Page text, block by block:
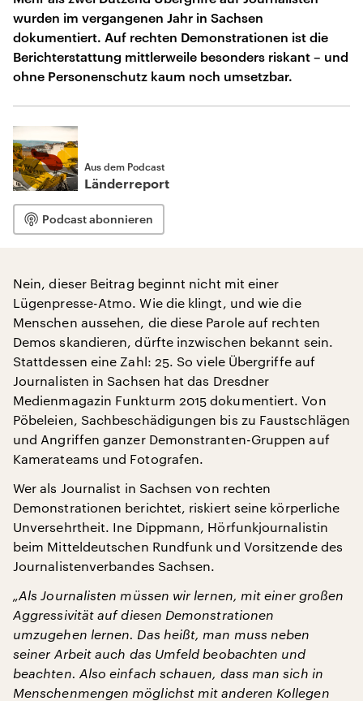
wurden im vergangenen Jahr in Sachsen
dokumentiert. Auf rechten Demonstrationen ist die
Berichterstattung mittlerweile besonders riskant – und
ohne Personenschutz kaum noch umsetzbar.
Aus dem Podcast
Länderreport
Podcast abonnieren
Nein, dieser Beitrag beginnt nicht mit einer
Lügenpresse-Atmo. Wie die klingt, und wie die
Menschen aussehen, die diese Parole auf rechten
Demos skandieren, dürfte inzwischen bekannt sein.
Stattdessen eine Zahl: 25. So viele Übergriffe auf
Journalisten in Sachsen hat das Dresdner
Medienmagazin Funkturm 2015 dokumentiert. Von
Pöbeleien, Sachbeschädigungen bis zu Faustschlägen
und Angriffen ganzer Demonstranten-Gruppen auf
Kamerateams und Fotografen.
Wer als Journalist in Sachsen von rechten
Demonstrationen berichtet, riskiert seine körperliche
Unversehrtheit. Ine Dippmann, Hörfunkjournalistin
beim Mitteldeutschen Rundfunk und Vorsitzende des
Journalistenverbandes Sachsen.
„Als Journalisten müssen wir lernen, mit einer großen
Aggressivität auf diesen Demonstrationen
umzugehen lernen. Das heißt, man muss neben
seiner Arbeit auch das Umfeld beobachten und
beachten. Also einfach schauen, dass man sich in
Menschenmengen möglichst mit anderen Kollegen